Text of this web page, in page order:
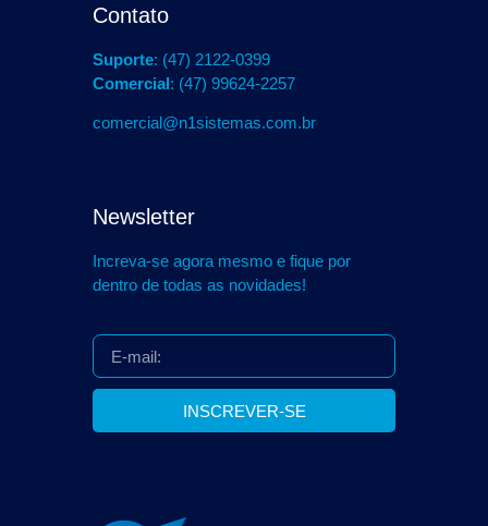
Contato
Suporte: (47) 2122-0399
Comercial: (47) 99624-2257
comercial@n1sistemas.com.br
Newsletter
Increva-se agora mesmo e fique por
dentro de todas as novidades!
INSCREVER-SE